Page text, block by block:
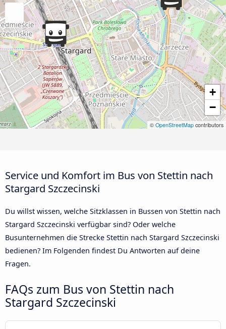
+
−
© OpenStreetMap contributors
Service und Komfort im Bus von Stettin nach
Stargard Szczecinski
Du willst wissen, welche Sitzklassen in Bussen von Stettin nach
Stargard Szczecinski verfügbar sind? Oder welche
Busunternehmen die Strecke Stettin nach Stargard Szczecinski
bedienen? Im Folgenden findest Du Antworten auf deine
Fragen.
FAQs zum Bus von Stettin nach
Stargard Szczecinski